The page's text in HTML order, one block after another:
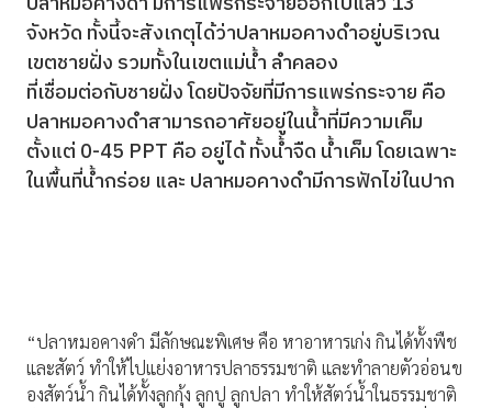
จังหวัด ทั้งนี้จะสังเกตุได้ว่าปลาหมอคางดำอยู่บริเวณ
เขตชายฝั่ง รวมทั้งในเขตแม่น้ำ ลำคลอง
ที่เชื่อมต่อกับชายฝั่ง โดยปัจจัยที่มีการแพร่กระจาย คือ
ปลาหมอคางดำสามารถอาศัยอยู่ในน้ำที่มีความเค็ม
ตั้งแต่ 0-45 PPT คือ อยู่ได้ ทั้งน้ำจืด น้ำเค็ม โดยเฉพาะ
ในพื้นที่น้ำกร่อย และ ปลาหมอคางดำมีการฟักไข่ในปาก
“ปลาหมอคางดำ มีลักษณะพิเศษ คือ หาอาหารเก่ง กินได้ทั้งพืช
และสัตว์ ทำให้ไปแย่งอาหารปลาธรรมชาติ และทำลายตัวอ่อนข
องสัตว์น้ำ กินได้ทั้งลูกกุ้ง ลูกปู ลูกปลา ทำให้สัตว์น้ำในธรรมชาติ